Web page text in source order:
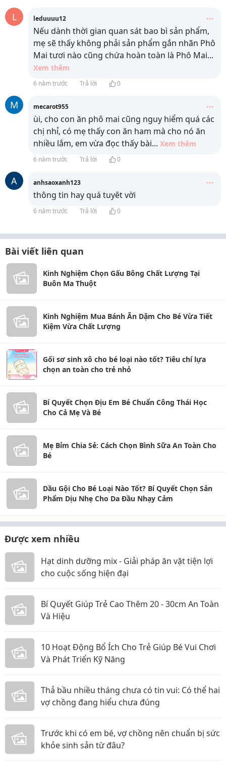
L leduuuu12
Nếu dành thời gian quan sát bao bì sản phẩm,
mẹ sẽ thấy không phải sản phẩm gắn nhãn Phô
Mai tươi nào cũng chứa hoàn toàn là Phô Mai...
Xem thêm
6 năm trước Trả lời 0
M mecarot955
ùi, cho con ăn phô mai cũng nguy hiểm quá các
chị nhỉ, có mẹ thấy con ăn ham mà cho nó ăn
nhiều lắm, em vừa đọc thấy bài... Xem thêm
6 năm trước Trả lời 0
A anhsaoxanh123
thông tin hay quá tuyêt vời
6 năm trước Trả lời 0
Bài viết liên quan
Kinh Nghiệm Chọn Gấu Bông Chất Lượng Tại
Buôn Ma Thuột
Kinh Nghiệm Mua Bánh Ăn Dặm Cho Bé Vừa Tiết
Kiệm Vừa Chất Lượng
Gối sơ sinh xô cho bé loại nào tốt? Tiêu chí lựa
chọn an toàn cho trẻ nhỏ
Bí Quyết Chọn Địu Em Bé Chuẩn Công Thái Học
Cho Cả Mẹ Và Bé
Mẹ Bỉm Chia Sẻ: Cách Chọn Bình Sữa An Toàn Cho
Bé
Dầu Gội Cho Bé Loại Nào Tốt? Bí Quyết Chọn Sản
Phẩm Dịu Nhẹ Cho Da Đầu Nhạy Cảm
Được xem nhiều
Hạt dinh dưỡng mix - Giải pháp ăn vặt tiện lợi
cho cuộc sống hiện đại
Bí Quyết Giúp Trẻ Cao Thêm 20 - 30cm An Toàn
Và Hiệu
10 Hoạt Động Bổ Ích Cho Trẻ Giúp Bé Vui Chơi
Và Phát Triển Kỹ Năng
Thả bầu nhiều tháng chưa có tin vui: Có thể hai
vợ chồng đang hiểu chưa đúng
Trước khi có em bé, vợ chồng nên chuẩn bị sức
khỏe sinh sản từ đâu?